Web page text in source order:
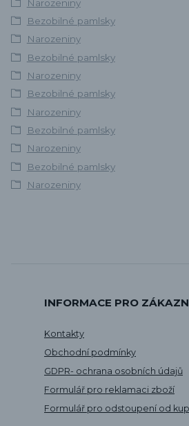
Narozeniny
Bezobilné pamlsky
Narozeniny
Bezobilné pamlsky
Narozeniny
Bezobilné pamlsky
Narozeniny
Bezobilné pamlsky
Narozeniny
Bezobilné pamlsky
Narozeniny
INFORMACE PRO
Kontakty
Obchodní podmínky
GDPR- ochrana osobních údajů
Formulář pro reklamaci zboží
Formulář pro odstoupení od